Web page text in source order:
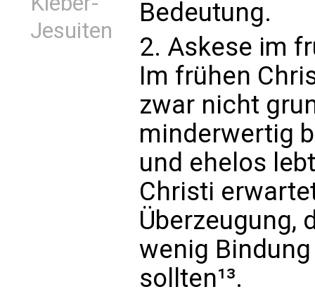
Jesuiten
Bedeutung.
2. Askese im
Im frühen
zwar nicht
minderwertig
und ehelos
Christi
Überzeugung,
wenig
sollten¹³.